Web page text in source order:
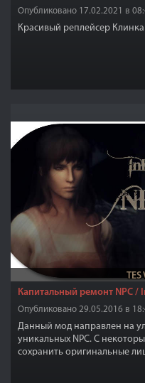
Опубликовано 17.02.2021 в
Красивый реплейсер Клинка
TES
Капитальный ремонт NPC /
Опубликовано 29.05.2016 в
Данный мод направлен на
уникальных NPC. С
сохранить оригинальные